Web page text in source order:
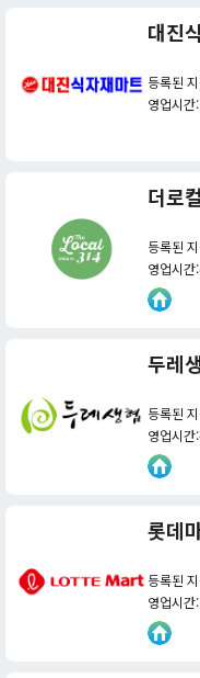
대진
등록된
영업시간:
더로
등록된
영업시간:
두레
등록된
영업시간:
롯데
등록된
영업시간: